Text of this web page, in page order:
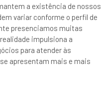
a existência de nossos
variar conforme o perfil de
presenciamos muitas
impulsiona a
para atender às
apresentam mais e mais